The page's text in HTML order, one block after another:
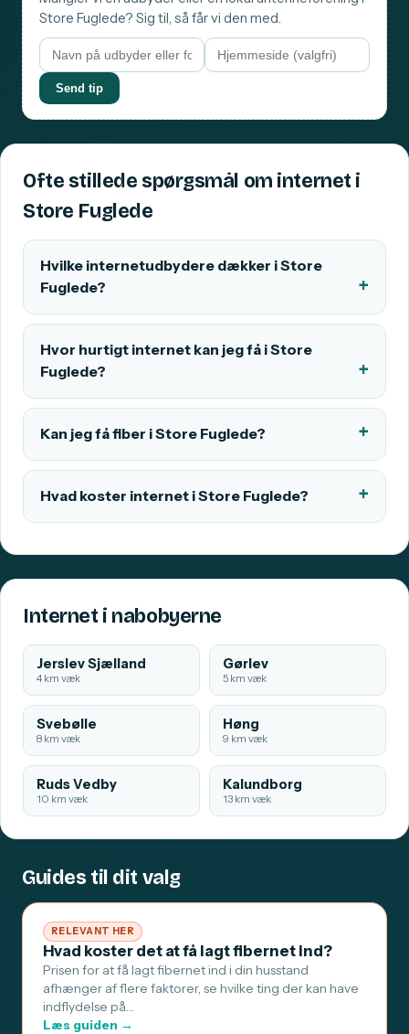
Store Fuglede? Sig til, så får vi den med.
Send tip
Ofte stillede spørgsmål om internet i
Store Fuglede
Hvilke internetudbydere dækker i Store
Fuglede?
Hvor hurtigt internet kan jeg få i Store
Fuglede?
Kan jeg få fiber i Store Fuglede?
Hvad koster internet i Store Fuglede?
Internet i nabobyerne
Jerslev Sjælland
4 km væk
Gørlev
5 km væk
Svebølle
8 km væk
Høng
9 km væk
Ruds Vedby
10 km væk
Kalundborg
13 km væk
Guides til dit valg
RELEVANT HER
Hvad koster det at få lagt fibernet ind?
Prisen for at få lagt fibernet ind i din husstand
afhænger af flere faktorer, se hvilke ting der kan have
indflydelse på…
Læs guiden →